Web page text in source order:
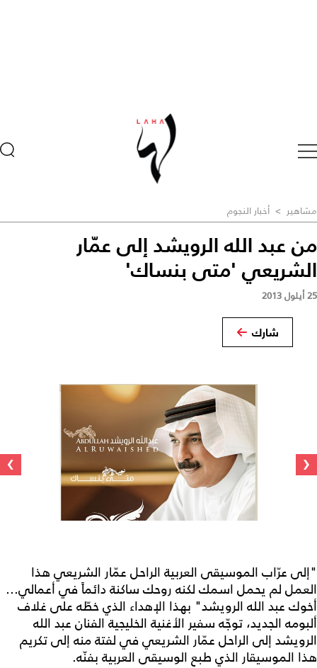
مشاهير > أخبار النجوم
من عبد الله الرويشد إلى عمّار
الشريعي 'متى بنساك'
25 أيلول 2013
شارك
‹
›
"إلى عرّاب الموسيقى العربية الراحل عمّار الشريعي هذا
العمل لم يحمل اسمك لكنه روحك ساكنة دائماً في أعمالي...
أخوك عبد الله الرويشد" بهذا الإهداء الذي خطّه على غلاف
ألبومه الجديد، توجّه سفير الأغنية الخليجية الفنان عبد الله
الرويشد إلى الراحل عمّار الشريعي في لفتة منه إلى تكريم
هذا الموسيقار الذي طبع الوسيقى العربية بفنّه.